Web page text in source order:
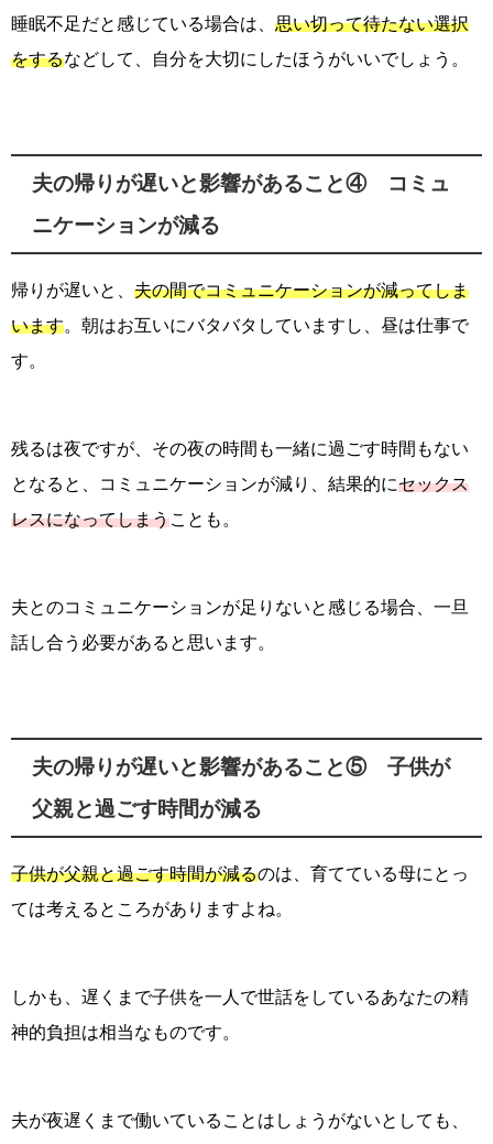
睡眠不足だと感じている場合は、 思い切って待たない選択
をするなどして、自分を大切にしたほうがいいでしょう。
夫の帰りが遅いと影響があること④ コミュ
ニケーションが減る
帰りが遅いと、 夫の間でコミュニケーションが減ってしま
います 。朝はお互いにバタバタしていますし、昼は仕事で
す。
残るは夜ですが、その夜の時間も一緒に過ごす時間もない
となると、コミュニケーションが減り、結果的にセックス
レスになってしまう ことも。
夫とのコミュニケーションが足りないと感じる場合、一旦
話し合う必要があると思います。
夫の帰りが遅いと影響があること⑤ 子供が
父親と過ごす時間が減る
子供が父親と過ごす時間が減るのは、育てている母にとっ
ては考えるところがありますよね。
しかも、遅くまで子供を一人で世話をしているあなたの精
神的負担は相当なものです。
夫が夜遅くまで働いていることはしょうがないとしても、